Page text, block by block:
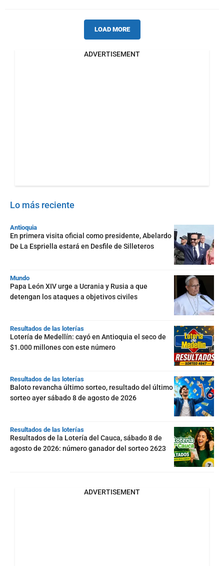
LOAD MORE
ADVERTISEMENT
Lo más reciente
Antioquia
En primera visita oficial como presidente, Abelardo
De La Espriella estará en Desfile de Silleteros
Mundo
Papa León XIV urge a Ucrania y Rusia a que
detengan los ataques a objetivos civiles
Resultados de las loterías
Lotería de Medellín: cayó en Antioquia el seco de
$1.000 millones con este número
Resultados de las loterías
Baloto revancha último sorteo, resultado del último
sorteo ayer sábado 8 de agosto de 2026
Resultados de las loterías
Resultados de la Lotería del Cauca, sábado 8 de
agosto de 2026: número ganador del sorteo 2623
ADVERTISEMENT